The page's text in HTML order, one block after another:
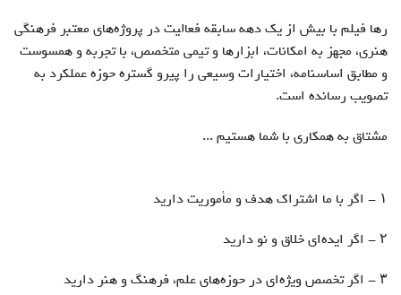
رها فيلم با بيش از يك دهه سابقه فعاليت در پروژه‏‌های معتبر فرهنگی
هنری، مجهز به امكانات، ابزار‏ها و تيمی متخصص، با تجربه و همسوست
و مطابق اساسنامه، اختيارات وسيعی را پيرو گستره حوزه عملكرد به
تصويب رسانده است.
مشتاق به همکاری با شما هستیم ...
۱ - اگر با ما اشتراک هدف و مأموریت دارید
۲ - اگر ایده‌ای خلاق و نو دارید
۳ - اگر تخصص ویژه‌ای در حوزه‌های علم، فرهنگ و هنر دارید